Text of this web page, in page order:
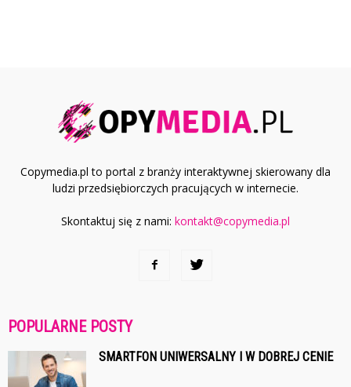
Copymedia.pl to portal z branży interaktywnej skierowany dla
ludzi przedsiębiorczych pracujących w internecie.
Skontaktuj się z nami: kontakt@copymedia.pl
POPULARNE POSTY
SMARTFON UNIWERSALNY I W DOBREJ CENIE